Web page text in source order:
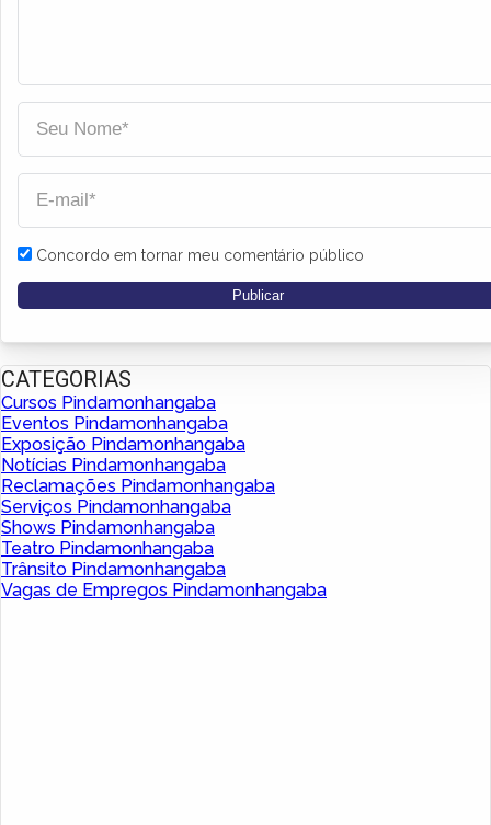
Concordo em tornar meu comentário público
CATEGORIAS
Cursos Pindamonhangaba
Eventos Pindamonhangaba
Exposição Pindamonhangaba
Notícias Pindamonhangaba
Reclamações Pindamonhangaba
Serviços Pindamonhangaba
Shows Pindamonhangaba
Teatro Pindamonhangaba
Trânsito Pindamonhangaba
Vagas de Empregos Pindamonhangaba